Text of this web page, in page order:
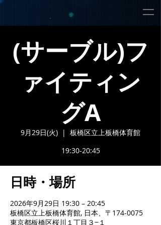
(サーブル)フ
ァイティン
グA
9月29日(火)
  |
板橋区立上板橋体育館
19:30-20:45
日時・場所
2026年9月29日 19:30 – 20:45
板橋区立上板橋体育館, 日本、〒174-0075
東京都板橋区桜川１丁目３−１